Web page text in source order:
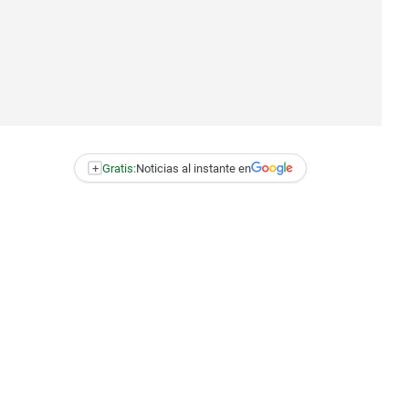
+ Gratis:Noticias al instante en